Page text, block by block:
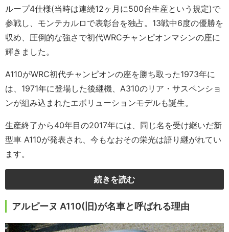
ループ4仕様(当時は連続12ヶ月に500台生産という規定)で
参戦し、モンテカルロで表彰台を独占。13戦中6度の優勝を
収め、圧倒的な強さで初代WRCチャンピオンマシンの座に
輝きました。
A110がWRC初代チャンピオンの座を勝ち取った1973年に
は、1971年に登場した後継機、A310のリア・サスペンショ
ンが組み込まれたエボリューションモデルも誕生。
生産終了から40年目の2017年には、同じ名を受け継いだ新
型車 A110が発表され、今もなおその栄光は語り継がれてい
ます。
続きを読む
アルピーヌ A110(旧)が名車と呼ばれる理由